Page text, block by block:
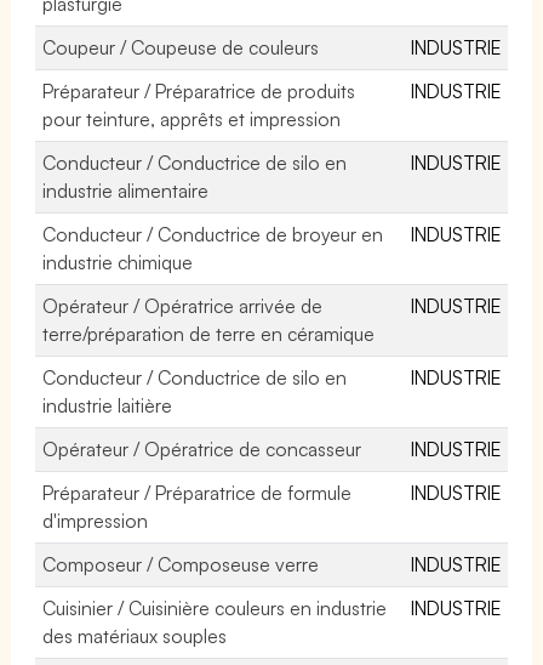
Coupeur / Coupeuse de couleurs
INDUSTRIE
Préparateur / Préparatrice de produits
pour teinture, apprêts et impression
INDUSTRIE
Conducteur / Conductrice de silo en
industrie alimentaire
INDUSTRIE
Conducteur / Conductrice de broyeur en
industrie chimique
INDUSTRIE
Opérateur / Opératrice arrivée de
terre/préparation de terre en céramique
INDUSTRIE
Conducteur / Conductrice de silo en
industrie laitière
INDUSTRIE
Opérateur / Opératrice de concasseur
INDUSTRIE
Préparateur / Préparatrice de formule
d'impression
INDUSTRIE
Composeur / Composeuse verre
INDUSTRIE
Cuisinier / Cuisinière couleurs en industrie
des matériaux souples
INDUSTRIE